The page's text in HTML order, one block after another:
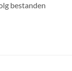
bestanden